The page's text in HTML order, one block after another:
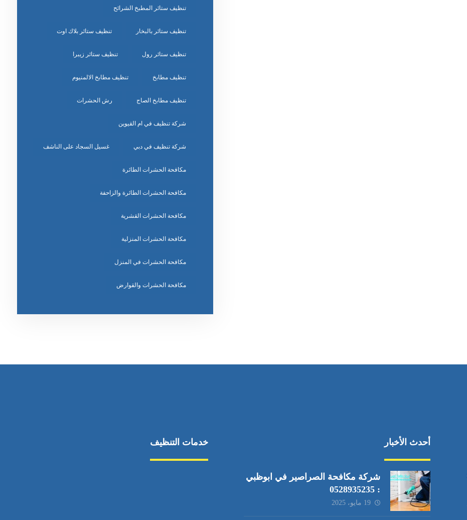
تنظيف ستائر المطبخ الشرائح
تنظيف ستائر بالبخار تنظيف ستائر بلاك اوت
تنظيف ستائر رول تنظيف ستائر زيبرا
تنظيف مطابخ تنظيف مطابخ الالمنيوم
تنظيف مطابخ الصاج رش الحشرات
شركة تنظيف في ام القيوين
شركة تنظيف في دبي غسيل السجاد على الناشف
مكافحة الحشرات الطائرة
مكافحة الحشرات الطائرة والزاحفة
مكافحة الحشرات القشرية
مكافحة الحشرات المنزلية
مكافحة الحشرات في المنزل
مكافحة الحشرات والقوارض
أحدث الأخبار
شركة مكافحة الصراصير في ابوظبي
: 0528935235
19 مايو، 2025
خدمات التنظيف